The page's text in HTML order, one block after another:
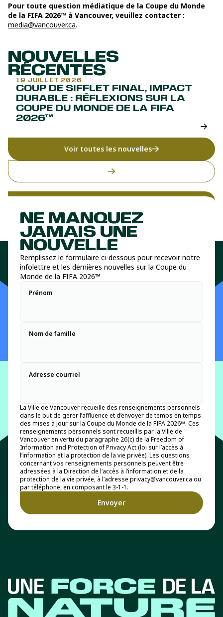
Pour toute question médiatique de la Coupe du Monde
de la FIFA 2026™ à Vancouver, veuillez contacter :
media@vancouver.ca.
NOUVELLES
RÉCENTES
19 JUILLET 2026
COUP DE SIFFLET FINAL, IMPACT
DURABLE : RÉFLEXIONS SUR LA
COUPE DU MONDE DE LA FIFA
2026™
Voir toutes les nouvelles
NE MANQUEZ
JAMAIS UNE
NOUVELLE
Remplissez le formulaire ci-dessous pour recevoir notre
infolettre et les dernières nouvelles sur la Coupe du
Monde de la FIFA 2026™
Prénom
Nom de famille
Adresse courriel
La Ville de Vancouver recueille des renseignements personnels
dans le but de gérer l’affluence et d’envoyer de temps en temps
des mises à jour sur la Coupe du Monde de la FIFA 2026™. Ces
renseignements personnels sont recueillis par la Ville de
Vancouver en vertu du paragraphe 26(c) de la Freedom of
Information and Protection of Privacy Act (loi sur l’accès à
l’information et la protection de la vie privée). Les questions
concernant vos renseignements personnels peuvent être
adressées à la Direction de l’accès à l’information et de la
protection de la vie privée, à l’adresse privacy@vancouver.ca ou
par téléphone, en composant le 3-1-1.